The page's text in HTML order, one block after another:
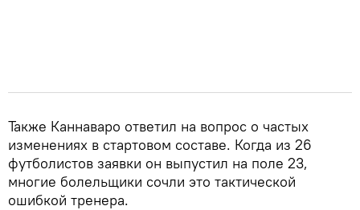
Также Каннаваро ответил на вопрос о частых
изменениях в стартовом составе. Когда из 26
футболистов заявки он выпустил на поле 23,
многие болельщики сочли это тактической
ошибкой тренера.